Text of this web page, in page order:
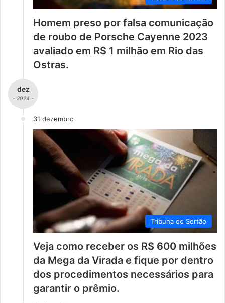
Homem preso por falsa comunicação
de roubo de Porsche Cayenne 2023
avaliado em R$ 1 milhão em Rio das
Ostras.
dez
- 2024 -
31 dezembro
Tribuna do Sertão
Veja como receber os R$ 600 milhões
da Mega da Virada e fique por dentro
dos procedimentos necessários para
garantir o prêmio.